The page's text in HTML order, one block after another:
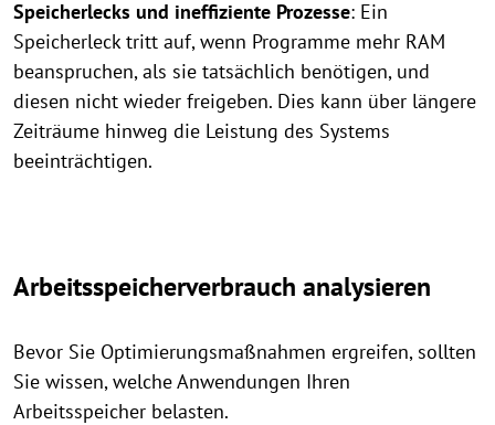
Speicherlecks und ineffiziente Prozesse: Ein
Speicherleck tritt auf, wenn Programme mehr RAM
beanspruchen, als sie tatsächlich benötigen, und
diesen nicht wieder freigeben. Dies kann über längere
Zeiträume hinweg die Leistung des Systems
beeinträchtigen.
Arbeitsspeicherverbrauch analysieren
Bevor Sie Optimierungsmaßnahmen ergreifen, sollten
Sie wissen, welche Anwendungen Ihren
Arbeitsspeicher belasten.